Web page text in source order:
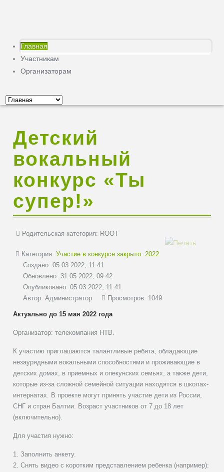
Главная
Участникам
Организаторам
Детский
вокальный
конкурс «Ты
супер!»
Родительская категория: ROOT
Категория:Участие в конкурсе закрыто. 2022
Создано: 05.03.2022, 11:41
Обновлено: 31.05.2022, 09:42
Опубликовано: 05.03.2022, 11:41
Автор:Администратор Просмотров: 1049
Актуально до 15 мая 2022 года
Организатор: телекомпания НТВ.
К участию приглашаются талантливые ребята, обладающие
незаурядными вокальными способностями и проживающие в
детских домах, в приемных и опекунских семьях, а также дети,
которые из-за сложной семейной ситуации находятся в школах-
интернатах. В проекте могут принять участие дети из России,
СНГ и стран Балтии. Возраст участников от 7 до 18 лет
(включительно).
Для участия нужно:
Заполнить анкету.
Снять видео с коротким представлением ребенка (например):